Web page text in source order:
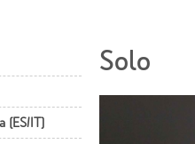
(ES/IT)
Solo